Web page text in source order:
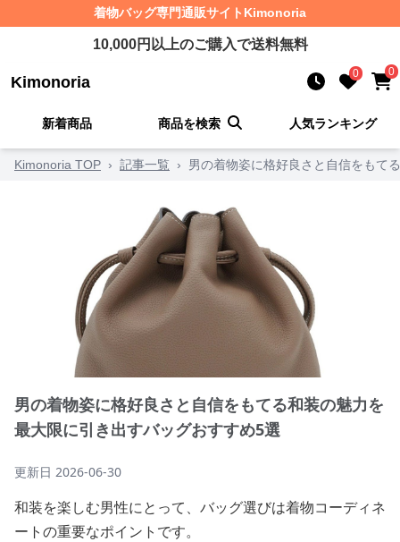
着物バッグ専門通販サイト Kimonoria
10,000円以上のご購入で送料無料
Kimonoria 0 0
新着商品 商品を検索 人気ランキング
Kimonoria TOP › 記事一覧 › 男の着物姿に格好良さと自信をもて
男の着物姿に格好良さと自信をもてる和装の魅力を
最大限に引き出すバッグおすすめ5選
更新日 2026-06-30
和装を楽しむ男性にとって、バッグ選びは着物コーディネ
ートの重要なポイントです。